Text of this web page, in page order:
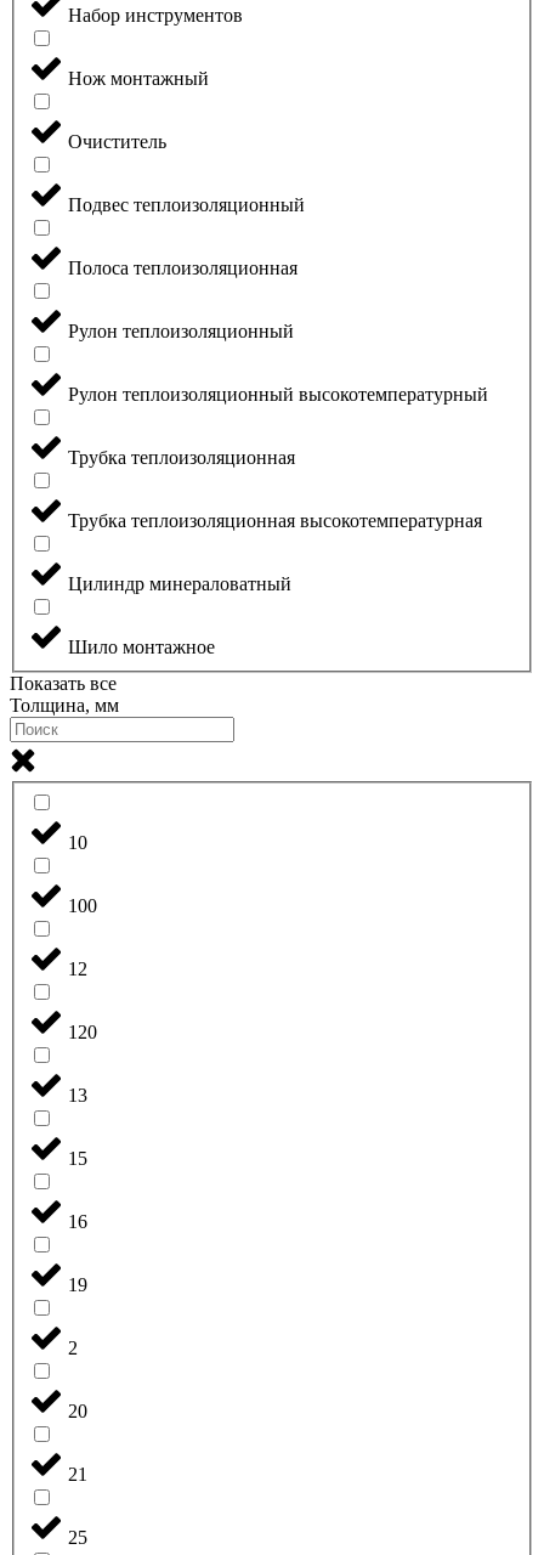
Набор инструментов
Нож монтажный
Очиститель
Подвес теплоизоляционный
Полоса теплоизоляционная
Рулон теплоизоляционный
Рулон теплоизоляционный высокотемпературный
Трубка теплоизоляционная
Трубка теплоизоляционная высокотемпературная
Цилиндр минераловатный
Шило монтажное
Показать все
Толщина, мм
10
100
12
120
13
15
16
19
2
20
21
25